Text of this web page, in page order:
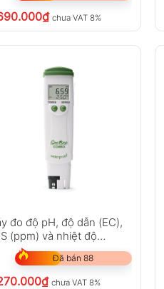
₫ chưa VAT 8%
đo độ pH, độ dẫn (EC),
(ppm) và nhiệt độ
HI98131
Đã bán 88
₫ chưa VAT 8%